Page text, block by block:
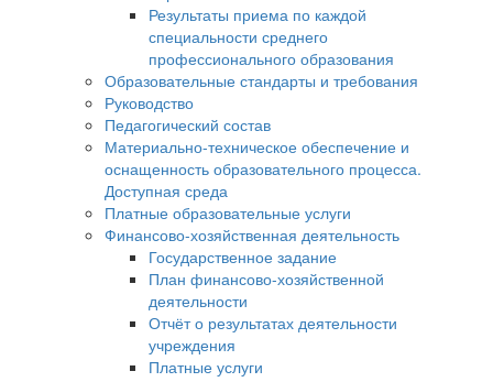
Результаты приема по каждой
специальности среднего
профессионального образования
Образовательные стандарты и требования
Руководство
Педагогический состав
Материально-техническое обеспечение и
оснащенность образовательного процесса.
Доступная среда
Платные образовательные услуги
Финансово-хозяйственная деятельность
Государственное задание
План финансово-хозяйственной
деятельности
Отчёт о результатах деятельности
учреждения
Платные услуги